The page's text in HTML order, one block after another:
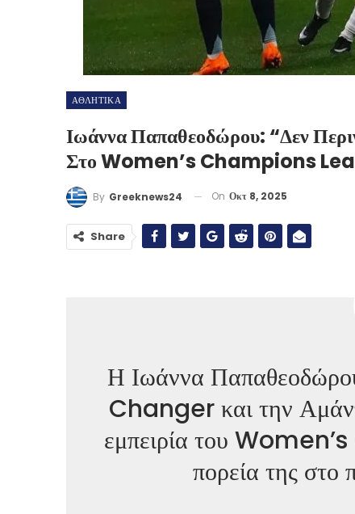
ΑΘΛΗΤΙΚΑ
Ιωάννα Παπαθεοδώρου: “Δεν
Στο Women’s Champions
By Greeknews24 On Οκτ 8, 2025
Share
Η Ιωάννα
Changer και την
εμπειρία του
πορεία της στο